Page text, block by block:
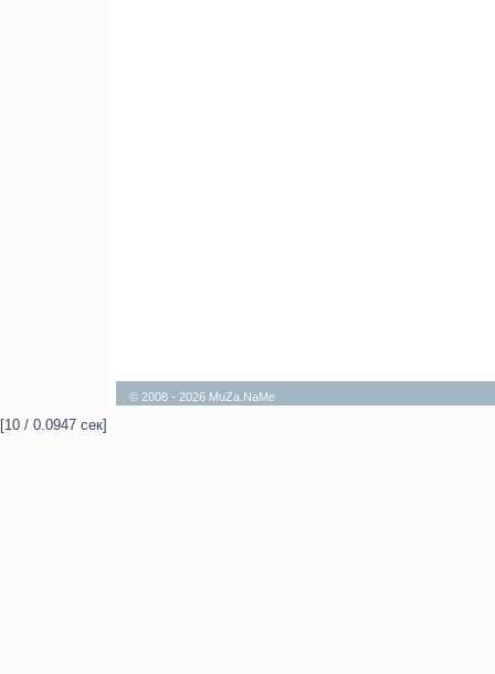
© 2008 - 2026 MuZa.NaMe
[10 / 0.0947 сек]